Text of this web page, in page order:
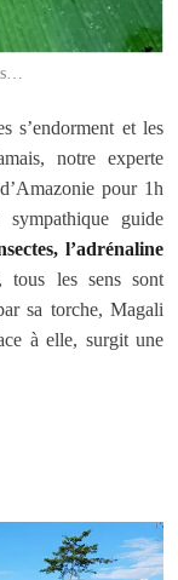
s’endorment et les
notre experte
pour 1h
guide
l’adrénaline
tous les sens sont
sa torche, Magali
à elle, surgit une